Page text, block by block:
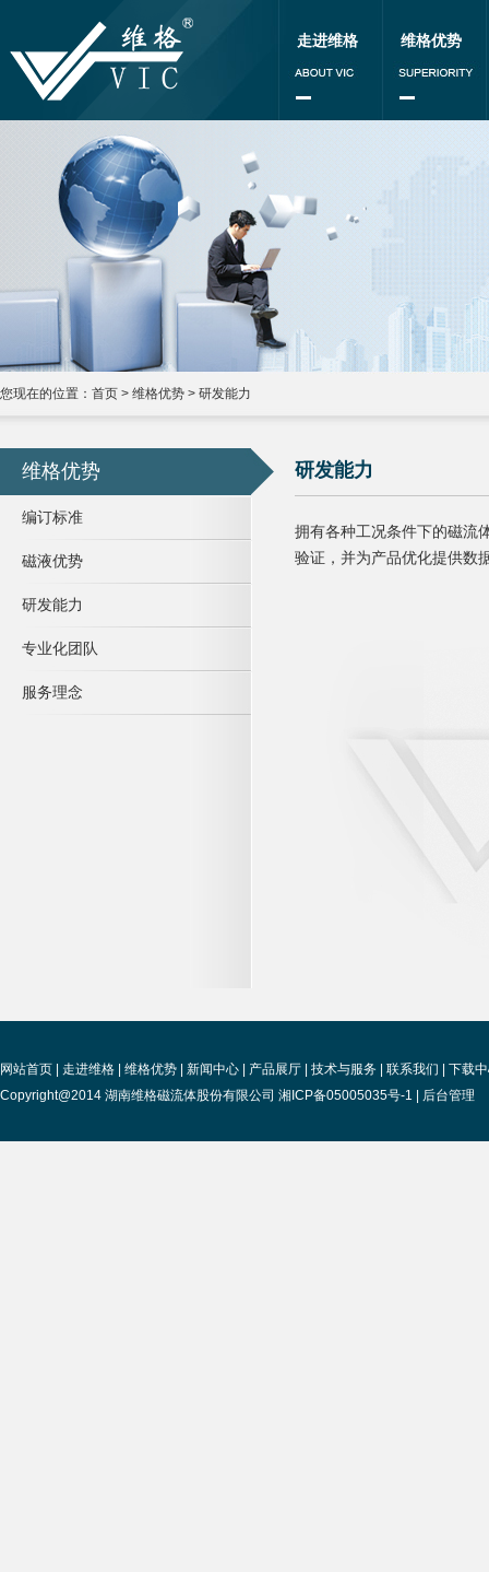
走进维格 维格优势
您现在的位置： 首页 > 维格优势 > 研发能力
维格优势
编订标准
磁液优势
研发能力
专业化团队
服务理念
研发能力
拥有各种工况条件下的磁流
验证，并为产品优化提供数
网站首页 走进维格 维格优势 新闻中心 产品展厅 技术与服务 联系我们
下载
Copyright@2014 湖南维格磁流体股份有限公司 湘ICP备05005035号-1 | 后台管理